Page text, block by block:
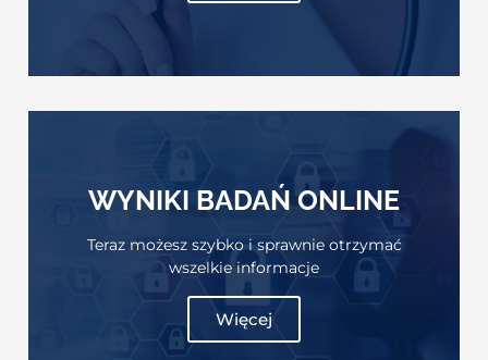
WYNIKI BADAŃ ONLINE
Teraz możesz szybko i sprawnie otrzymać
wszelkie informacje
Więcej